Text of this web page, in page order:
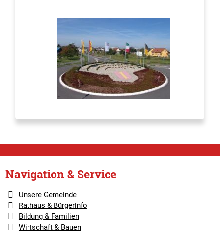
Navigation & Service
Unsere Gemeinde
Rathaus & Bürgerinfo
Bildung & Familien
Wirtschaft & Bauen